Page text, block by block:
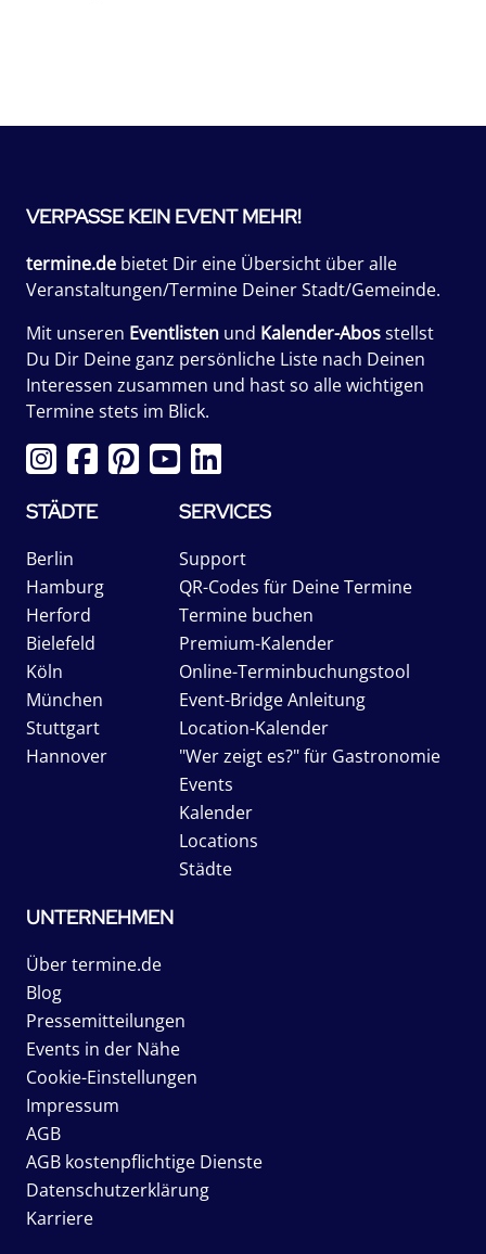
VERPASSE KEIN EVENT MEHR!
termine.de bietet Dir eine Übersicht über alle
Veranstaltungen/Termine Deiner Stadt/Gemeinde.
Mit unseren Eventlisten und Kalender-Abosstellst
Du Dir Deine ganz persönliche Liste nach Deinen
Interessen zusammen und hast so alle wichtigen
Termine stets im Blick.
STÄDTE
Berlin
Hamburg
Herford
Bielefeld
Köln
München
Stuttgart
Hannover
SERVICES
Support
QR-Codes für Deine Termine
Termine buchen
Premium-Kalender
Online-Terminbuchungstool
Event-Bridge Anleitung
Location-Kalender
"Wer zeigt es?" für Gastronomie
Events
Kalender
Locations
Städte
UNTERNEHMEN
Über termine.de
Blog
Pressemitteilungen
Events in der Nähe
Cookie-Einstellungen
Impressum
AGB
AGB kostenpflichtige Dienste
Datenschutzerklärung
Karriere